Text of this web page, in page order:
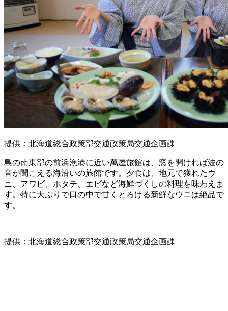
提供：北海道総合政策部交通政策局交通企画課
島の南東部の前浜漁港に近い萬屋旅館は、窓を開ければ波の
音が聞こえる海沿いの旅館です。夕食は、地元で獲れたウ
ニ、アワビ、ホタテ、エビなど海鮮づくしの料理を味わえま
す。特に大ぶりで口の中で甘くとろける新鮮なウニは絶品で
す。
提供：北海道総合政策部交通政策局交通企画課